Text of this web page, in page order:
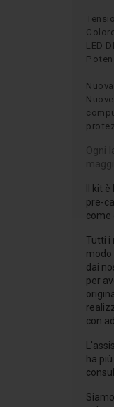
LED
Ogni
Il kit
pre-
come
Tutti i
modo
dai
per
con
ha